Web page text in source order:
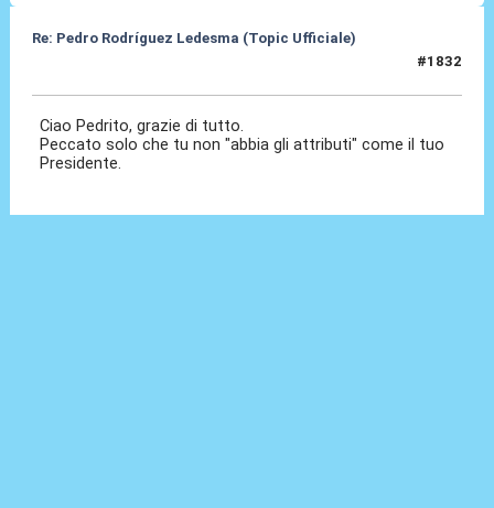
Re: Pedro Rodríguez Ledesma (Topic Ufficiale)
#1832
Ciao Pedrito, grazie di tutto.
Peccato solo che tu non "abbia gli attributi" come il tuo
Presidente.